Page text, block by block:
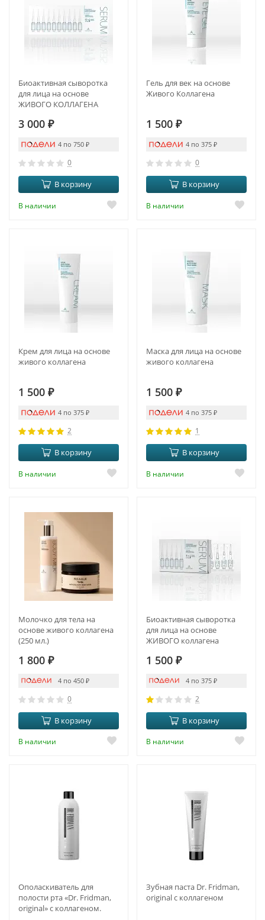
Биоактивная сыворотка
для лица на основе
ЖИВОГО КОЛЛАГЕНА
3 000 ₽
4 по 750 ₽
0
В корзину
В наличии
Гель для век на основе
Живого Коллагена
1 500 ₽
4 по 375 ₽
0
В корзину
В наличии
Крем для лица на основе
живого коллагена
1 500 ₽
4 по 375 ₽
2
В корзину
В наличии
Маска для лица на основе
живого коллагена
1 500 ₽
4 по 375 ₽
1
В корзину
В наличии
Молочко для тела на
основе живого коллагена
(250 мл.)
1 800 ₽
4 по 450 ₽
0
В корзину
В наличии
Биоактивная сыворотка
для лица на основе
ЖИВОГО коллагена
1 500 ₽
4 по 375 ₽
2
В корзину
В наличии
Ополаскиватель для
полости рта «Dr. Fridman,
original» с коллагеном.
Зубная паста Dr. Fridman,
original с коллагеном